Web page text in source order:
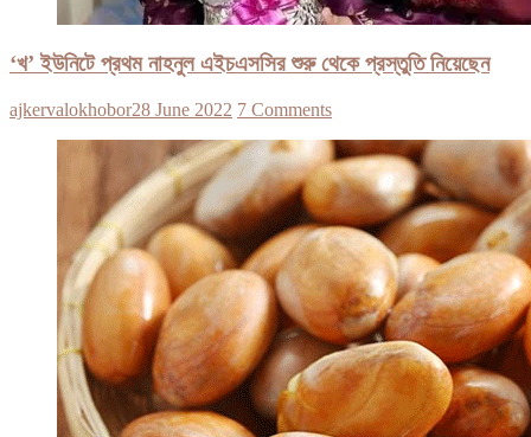
‘খ’ ইউনিটে প্রথম নাহনুল এইচএসসির শুরু থেকে প্রস্তুতি নিয়েছেন
ajkervalokhobor28 June 2022 7 Comments